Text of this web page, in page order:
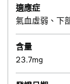
適應症
氣血虛弱、下
含量
23.7mg